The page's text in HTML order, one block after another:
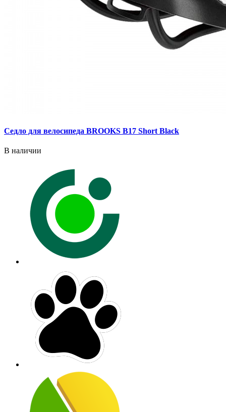
Седло для велосипеда BROOKS B17 Short Black
В наличии